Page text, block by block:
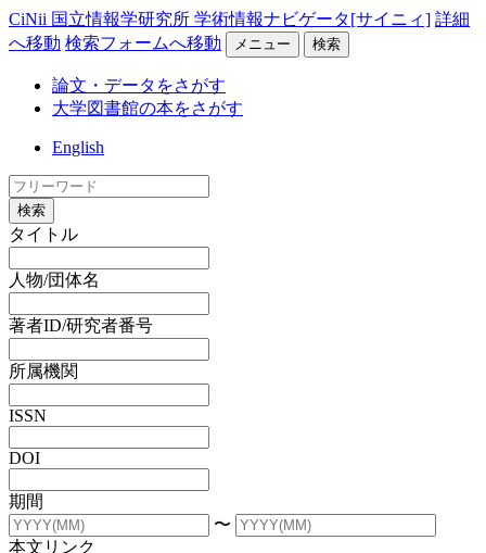
CiNii 国立情報学研究所 学術情報ナビゲータ[サイニィ] 詳細
へ移動 検索フォームへ移動 メニュー 検索
論文・データをさがす
大学図書館の本をさがす
English
検索
タイトル
人物/団体名
著者ID/研究者番号
所属機関
ISSN
DOI
期間
〜
本文リンク